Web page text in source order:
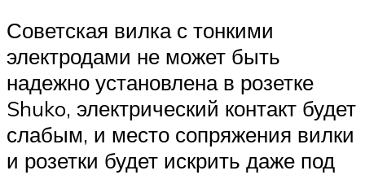
Советская вилка с тонкими
электродами не может быть
надежно установлена в розетке
Shuko, электрический контакт будет
слабым, и место сопряжения вилки
и розетки будет искрить даже под